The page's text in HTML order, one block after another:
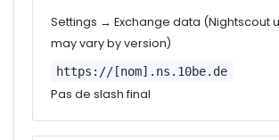
Settings → Exchange data (Nightscout
may vary by version)
https://[nom].ns.10be.de
Pas de slash final